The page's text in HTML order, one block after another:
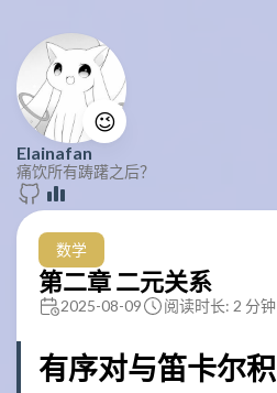
😉
Elainafan
痛饮所有踌躇之后？
数学
第二章 二元关系
2025-08-09 阅读时长: 2 分钟
有序对与笛卡尔积